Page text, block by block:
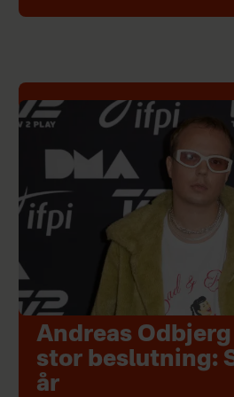
Andreas
stor beslutning:
år